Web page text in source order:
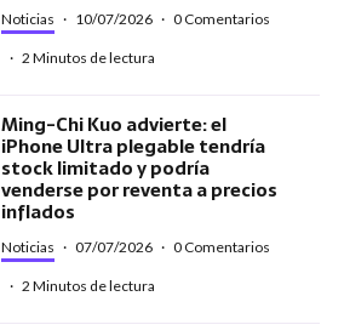
Noticias · 10/07/2026 · 0 Comentarios
· 2 Minutos de lectura
Ming-Chi Kuo advierte: el
iPhone Ultra plegable tendría
stock limitado y podría
venderse por reventa a precios
inflados
Noticias · 07/07/2026 · 0 Comentarios
· 2 Minutos de lectura